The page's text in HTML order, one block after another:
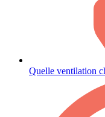
Quelle ventilation